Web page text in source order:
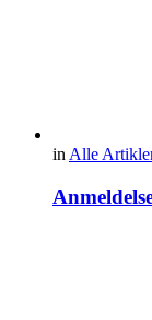
in Alle